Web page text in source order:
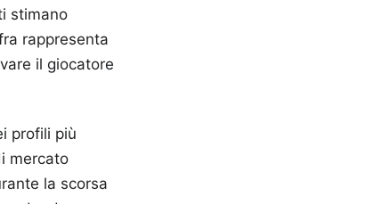
stimano
rappresenta
il giocatore
profili più
mercato
la scorsa